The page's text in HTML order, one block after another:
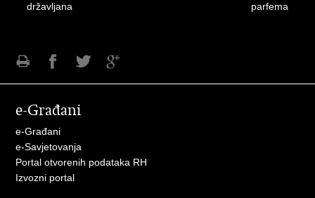
državljana
parfema
FacebookuTwitteru
e-Građani
e-Građani
e-Savjetovanja
Portal otvorenih podataka RH
Izvozni portal